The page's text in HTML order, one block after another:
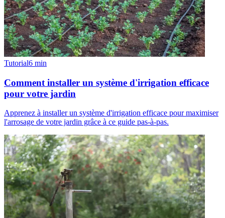
Tutorial6 min
Comment installer un système d'irrigation efficace
pour votre jardin
Apprenez à installer un système d'irrigation efficace pour maximiser
l'arrosage de votre jardin grâce à ce guide pas-à-pas.